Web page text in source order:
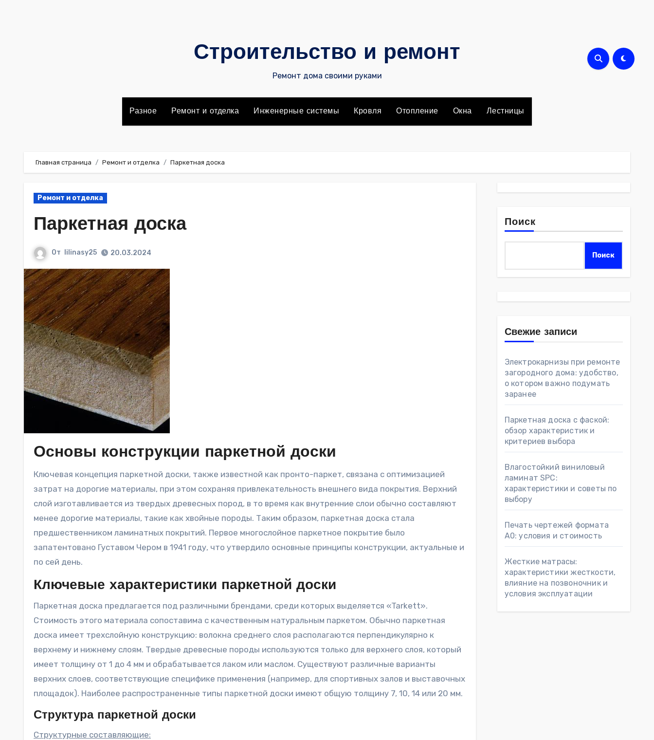
Строительство и ремонт
Ремонт дома своими руками
Разное Ремонт и отделка Инженерные системы Кровля Отопление Окна Лестницы
Главная страница Ремонт и отделка Паркетная доска
Ремонт и отделка
Паркетная доска
От lilinasy25 20.03.2024
Основы конструкции паркетной доски
Ключевая концепция паркетной доски, также известной как пронто-паркет, связана с оптимизацией
затрат на дорогие материалы, при этом сохраняя привлекательность внешнего вида покрытия. Верхний
слой изготавливается из твердых древесных пород, в то время как внутренние слои обычно составляют
менее дорогие материалы, такие как хвойные породы. Таким образом, паркетная доска стала
предшественником ламинатных покрытий. Первое многослойное паркетное покрытие было
запатентовано Густавом Чером в 1941 году, что утвердило основные принципы конструкции, актуальные и
по сей день.
Ключевые характеристики паркетной доски
Паркетная доска предлагается под различными брендами, среди которых выделяется «Tarkett».
Стоимость этого материала сопоставима с качественным натуральным паркетом. Обычно паркетная
доска имеет трехслойную конструкцию: волокна среднего слоя располагаются перпендикулярно к
верхнему и нижнему слоям. Твердые древесные породы используются только для верхнего слоя, который
имеет толщину от 1 до 4 мм и обрабатывается лаком или маслом. Существуют различные варианты
верхних слоев, соответствующие специфике применения (например, для спортивных залов и выставочных
площадок). Наиболее распространенные типы паркетной доски имеют общую толщину 7, 10, 14 или 20 мм.
Структура паркетной доски
Структурные составляющие:
Поиск
Поиск
Свежие записи
Электрокарнизы при ремонте
загородного дома: удобство,
о котором важно подумать
заранее
Паркетная доска с фаской:
обзор характеристик и
критериев выбора
Влагостойкий виниловый
ламинат SPC:
характеристики и советы по
выбору
Печать чертежей формата
А0: условия и стоимость
Жесткие матрасы:
характеристики жесткости,
влияние на позвоночник и
условия эксплуатации